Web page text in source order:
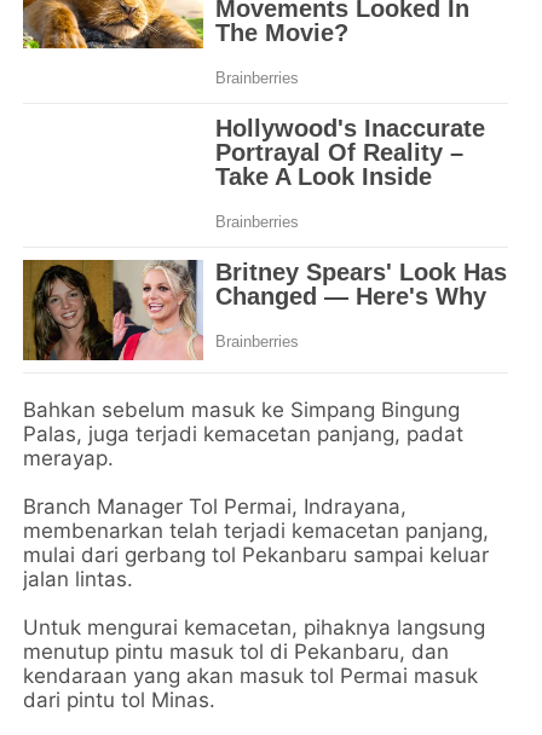
Bahkan sebelum masuk ke Simpang Bingung
Palas, juga terjadi kemacetan panjang, padat
merayap.
Branch Manager Tol Permai, Indrayana,
membenarkan telah terjadi kemacetan panjang,
mulai dari gerbang tol Pekanbaru sampai keluar
jalan lintas.
Untuk mengurai kemacetan, pihaknya langsung
menutup pintu masuk tol di Pekanbaru, dan
kendaraan yang akan masuk tol Permai masuk
dari pintu tol Minas.